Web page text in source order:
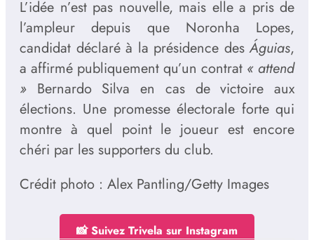
L’idée n’est pas nouvelle, mais elle a pris de
l’ampleur depuis que Noronha Lopes,
candidat déclaré à la présidence desÁguias,
a affirmé publiquement qu’un contrat « attend
» Bernardo Silva en cas de victoire aux
élections. Une promesse électorale forte qui
montre à quel point le joueur est encore
chéri par les supporters du club.
Crédit photo : Alex Pantling/Getty Images
📸 Suivez Trivela sur Instagram